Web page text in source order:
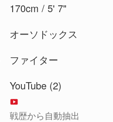
170cm / 5' 7"
オーソドックス
ファイター
YouTube (2)
戦歴から自動抽出